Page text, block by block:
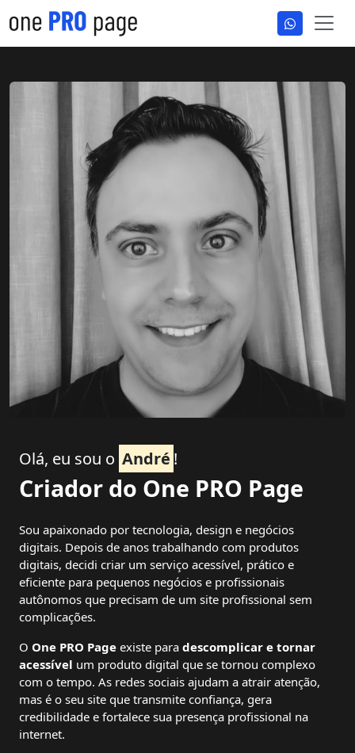
Olá, eu sou o André !
Criador do One PRO Page
Sou apaixonado por tecnologia, design e negócios
digitais. Depois de anos trabalhando com produtos
digitais, decidi criar um serviço acessível, prático e
eficiente para pequenos negócios e profissionais
autônomos que precisam de um site profissional sem
complicações.
O One PRO Page existe para descomplicar e tornar
acessível um produto digital que se tornou complexo
com o tempo. As redes sociais ajudam a atrair atenção,
mas é o seu site que transmite confiança, gera
credibilidade e fortalece sua presença profissional na
internet.